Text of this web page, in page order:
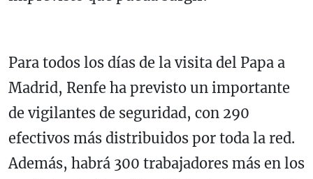
Para todos los días de la visita del Papa a
Madrid, Renfe ha previsto un importante
de vigilantes de seguridad, con 290
efectivos más distribuidos por toda la red.
Además, habrá 300 trabajadores más en los